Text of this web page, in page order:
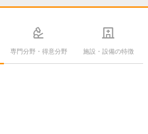
専門分野・得意分野 施設・設備の特徴